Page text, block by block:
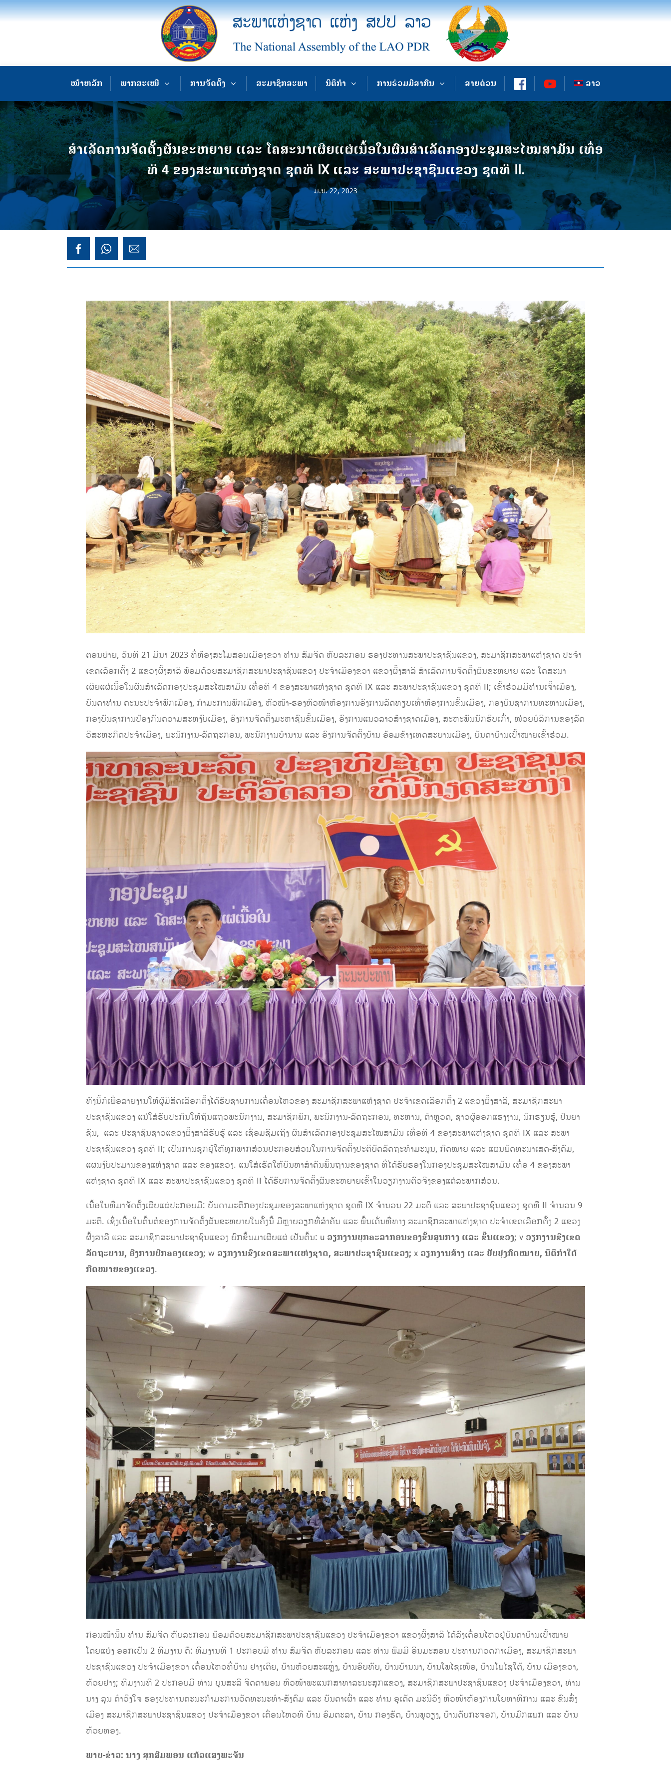
ໜ້າຫລັກ ພາກສະເໜີ ການຈັດຕັ້ງ ສະມາຊິກສະພາ ນິຕິກຳ ການຮ່ວມມືສາກົນ ສາຍດ່ວນ ລາວ
ສໍາເລັດການຈັດຕັ້ງຜັນຂະຫຍາຍ ແລະ ໂຄສະນາເຜີຍແຜ່ເນື້ອໃນຜົນສໍາເລັດກອງປະຊຸມສະໄໝສາມັນ ເທື່ອ
ທີ 4 ຂອງສະພາແຫ່ງຊາດ ຊຸດທີ IX ແລະ ສະພາປະຊາຊົນແຂວງ ຊຸດທີ II.
ມ.ນ. 22, 2023
ຕອນບ່າຍ, ວັນທີ 21 ມີນາ 2023 ທີ່ຫ້ອງສະໂມສອນເມືອງຂວາ ທ່ານ ສົມຈິດ ຫັບລະກອນ ຮອງປະທານສະພາປະຊາຊົນແຂວງ, ສະມາຊິກສະພາແຫ່ງຊາດ ປະຈໍາ
ເຂດເລືອກຕັ້ງ 2 ແຂວງຜົ້ງສາລີ ພ້ອມດ້ວຍສະມາຊິກສະພາປະຊາຊົນແຂວງ ປະຈໍາເມືອງຂວາ ແຂວງຜົ້ງສາລີ ສໍາເລັດການຈັດຕັ້ງຜັນຂະຫຍາຍ ແລະ ໂຄສະນາ
ເຜີຍແຜ່ເນື້ອໃນຜົນສໍາເລັດກອງປະຊຸມສະໄໝສາມັນ ເທື່ອທີ 4 ຂອງສະພາແຫ່ງຊາດ ຊຸດທີ IX ແລະ ສະພາປະຊາຊົນແຂວງ ຊຸດທີ II; ເຂົ້າຮ່ວມມີທ່ານເຈົ້າເມືອງ,
ບັນດາທ່ານ ຄະ​ນະ​ປະ​ຈຳ​ພັກ​ເມືອງ, ກຳມະການພັກເມືອງ, ຫົວໜ້າ-ຮອງ​ຫົວ​ໜ້າ​ຫ້ອງ​ການອົງ​ການລັດ​ທຽບເທົ່າຫ້ອງການຂັ້ນເມືອງ, ກອງບັນຊາການທະຫານເມືອງ,
ກອງບັນຊາການປ້ອງກັນຄວາມສະຫງົບເມືອງ, ອົງ​ການ​ຈັດ​ຕັ້ງ​ມະຫາຊົນ​ຂັ້ນ​ເມືອງ, ອົງການແນວລາວສ້າງຊາດເມືອງ, ສະຫະພັນນັກຮົບເກົ່າ, ໜ່ວຍບໍລິການຂອງລັດ​
ວິ​ສະ​ຫະ​ກິດປະຈໍາເມືອງ​, ພະ​ນັກ​ງານ-​ລັດ​ຖະ​ກອນ, ພະ​ນັກ​ງານ​ບຳ​ນານ ແລະ ອົງ​ການ​ຈັດ​ຕັ້ງບ້ານ​ ອ້ອມຂ້າງເທດ​ສະ​ບານເມືອງ, ບັນດາບ້ານເປົ້າໝາຍເຂົ້າຮ່ວມ.
ທັງນີ້ກໍເພື່ອລາຍງານໃຫ້ຜູ້ມີສິດເລືອກຕັ້ງໄດ້ຮັບຊາບການເຄື່ອນໄຫວຂອງ ສະມາຊິກສະພາແຫ່ງຊາດ ປະຈໍາເຂດເລືອກຕັ້ງ 2 ແຂວງຜົ້ງສາລີ, ສະມາຊິກສະພາ
ປະຊາຊົນແຂວງ ແນ່ໃສ່ຮັບປະກັນໃຫ້ຖັນແຖວພະນັກງານ, ສະມາຊິກພັກ, ພະນັກງານ-ລັດຖະກອນ, ທະຫານ, ຕໍາຫຼວດ, ຊາວຜູ້ອອກແຮງງານ, ນັກຮຽນຮູ້, ປັນຍາ
ຊົນ, ແລະ ປະຊາຊົນຊາວແຂວງຜົ້ງສາລີຮັບຮູ້ ແລະ ເຊື່ອມຊຶມເຖິງ ຜົນສໍາເລັດກອງປະຊຸມສະໄໝສາມັນ ເທື່ອທີ 4 ຂອງສະພາແຫ່ງຊາດ ຊຸດທີ IX ແລະ ສະພາ
ປະຊາຊົນແຂວງ ຊຸດທີ II; ເປັນການຊຸກຍຸ້ໃຫ້ທຸກພາກສ່ວນປະກອບສ່ວນໃນການຈັດຕັ້ງປະຕິບັດລັດຖະທໍາມະນຸນ, ກົດໝາຍ ແລະ ແຜນພັດທະນາເສດ-ສັງຄົມ,
ແຜນງົບປະມານຂອງແຫ່ງຊາດ ແລະ ຂອງແຂວງ. ແນໃສ່ເຮັດໃຫ້ບັນຫາສໍາຄັນພື້ນຖານຂອງຊາດ ທີ່ໄດ້ຮັບຮອງໃນກອງປະຊຸມສະໄໝສາມັນ ເທື່ອ 4 ຂອງສະພາ
ແຫ່ງຊາດ ຊຸດທີ IX ແລະ ສະພາປະຊາຊົນແຂວງ ຊຸດທີ II ໄດ້ຮັບການຈັດຕັ້ງຜັນຂະຫຍາຍເຂົ້າໃນວຽກງານຕົວຈິງຂອງແຕ່ລະພາກສ່ວນ.
ເນື້ອໃນທີ່ມາຈັດຕັ້ງເຜີຍແຜ່ປະກອບມີ: ບັນດາມະຕິກອງປະຊຸມຂອງສະພາແຫ່ງຊາດ ຊຸດທີ IX ຈໍານວນ 22 ມະຕິ ແລະ ສະພາປະຊາຊົນແຂວງ ຊຸດທີ II ຈໍານວນ 9
ມະຕິ. ເຊິ່ງເນື້ອໃນຕົ້ນຕໍຂອງການຈັດຕັ້ງຜັນຂະຫຍາຍໃນຄັ້ງນີ້ ມີຫຼາຍວຽກທີ່ສໍາຄັນ ແລະ ພົ້ນເດັ່ນທີ່ທາງ ສະມາຊິກສະພາແຫ່ງຊາດ ປະຈໍາເຂດເລືອກຕັ້ງ 2 ແຂວງ
ຜົ້ງສາລີ ແລະ ສະມາຊິກສະພາປະຊາຊົນແຂວງ ຍົກຂຶ້ນມາເຜີຍແຜ່ ເປັນຕົ້ນ: u ວຽກງານບຸກຄະລາກອນຂອງຂັ້ນສູນກາງ ແລະ ຂັ້ນແຂວງ; v ວຽກງານຂົງເຂດ
ລັດຖະບານ, ອົງການປົກຄອງແຂວງ; w ວຽກງານຂົງເຂດສະພາແຫ່ງຊາດ, ສະພາປະຊາຊົນແຂວງ; x ວຽກງານສ້າງ ແລະ ປັບປຸງກົດໝາຍ, ນິຕິກໍາໃຕ້
ກົດໝາຍຂອງແຂວງ.
ກ່ອນໜ້ານັ້ນ ທ່ານ ສົມຈິດ ຫັບລະກອນ ພ້ອມດ້ວຍສະມາຊິກສະພາປະຊາຊົນແຂວງ ປະຈໍາເມືອງຂວາ ແຂວງຜົ້ງສາລີ ໄດ້ລົງເຄື່ອນໄຫວຢູ່ບັນດາບ້ານເປົ້າໝາຍ
ໂດຍແບ່ງ ອອກເປັນ 2 ທິມງານ ຄື: ທິມງານທີ 1 ປະກອບມີ ທ່ານ ສົມຈິດ ຫັບລະກອນ ແລະ ທ່ານ ພົມມີ ອິນມະສອນ ປະທານກວດກາເມືອງ, ສະມາຊິກສະພາ
ປະຊາຊົນແຂວງ ປະຈໍາເມືອງຂວາ ເຄື່ອນໄຫວທີ່ບ້ານ ຢາງເຕີຍ, ບ້ານຫ້ວຍສະແຫຼ່ງ, ບ້ານອົບທັບ, ບ້ານບ້ານນາ, ບ້ານໂພໄຊເໜືອ, ບ້ານໂພໄຊໃຕ້, ບ້ານ ເມືອງຂວາ,
ຫ້ວຍຢາງ; ທີມງານທີ 2 ປະກອບມີ ທ່ານ ບຸນສະລີ ຈິດດາພອນ ຫົວໜ້າພະແນກສາທາລະນະສຸກແຂວງ, ສະມາຊິກສະພາປະຊາຊົນແຂວງ ປະຈໍາເມືອງຂວາ, ທ່ານ
ນາງ ລຸນ ຄໍາວົງໃຈ ຮອງປະທານຄະນະກໍາມະການວັດທະນະທໍາ-ສັງຄົມ ແລະ ບັນດາເຜົ່າ ແລະ ທ່ານ ອຸເດັດ ມະນີວົງ ຫົວໜ້າຫ້ອງການໂຍທາທິການ ແລະ ຂົນສົ່ງ
ເມືອງ ສະມາຊິກສະພາປະຊາຊົນແຂວງ ປະຈໍາເມືອງຂວາ ເຄື່ອນໄຫວທີ ບ້ານ ອົມຕະລາ, ບ້ານ ກອງຮັດ, ບ້ານພູວຽງ, ບ້ານດັບກະຈອກ, ບ້ານມົກແພກ ແລະ ບ້ານ
ຫ້ວຍທອງ.
ພາບ-ຂ່າວ: ນາງ ສຸກສົມພອນ ແກ້ວແສງພະຈັນ